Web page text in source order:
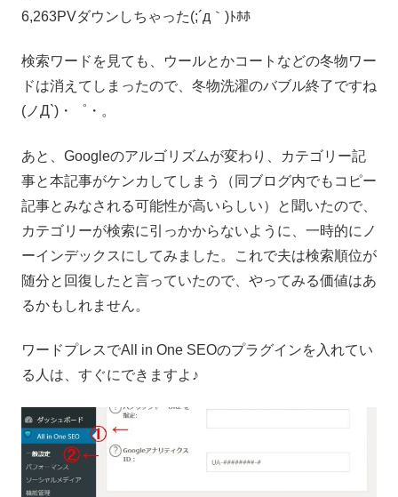
6,263PVダウンしちゃった(;´д｀)ﾄﾎﾎ
検索ワードを見ても、ウールとかコートなどの冬物ワー
ドは消えてしまったので、冬物洗濯のバブル終了ですね
(ノД`)・゜・。
あと、Googleのアルゴリズムが変わり、カテゴリー記
事と本記事がケンカしてしまう（同ブログ内でもコピー
記事とみなされる可能性が高いらしい）と聞いたので、
カテゴリーが検索に引っかからないように、一時的にノ
ーインデックスにしてみました。これで夫は検索順位が
随分と回復したと言っていたので、やってみる価値はあ
るかもしれません。
ワードプレスでAll in One SEOのプラグインを入れてい
る人は、すぐにできますよ♪